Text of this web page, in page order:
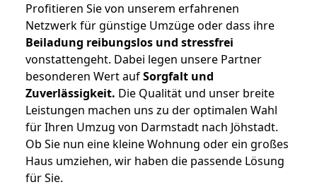
Profitieren Sie von unserem erfahrenen
Netzwerk für günstige Umzüge oder dass ihre
Beiladung reibungslos und stressfrei
vonstattengeht. Dabei legen unsere Partner
besonderen Wert aufSorgfalt und
Zuverlässigkeit. Die Qualität und unser breite
Leistungen machen uns zu der optimalen Wahl
für Ihren Umzug von Darmstadt nach Jöhstadt.
Ob Sie nun eine kleine Wohnung oder ein großes
Haus umziehen, wir haben die passende Lösung
für Sie.